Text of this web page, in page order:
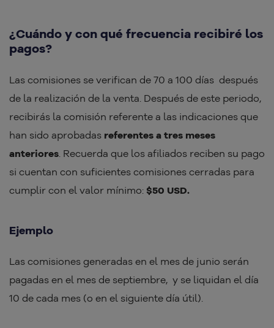
¿Cuándo y con qué frecuencia recibiré los
pagos?
Las comisiones se verifican de 70 a 100 días después
de la realización de la venta. Después de este periodo,
recibirás la comisión referente a las indicaciones que
han sido aprobadas referentes a tres meses
anteriores. Recuerda que los afiliados reciben su pago
si cuentan con suficientes comisiones cerradas para
cumplir con el valor mínimo: $50 USD.
Ejemplo
Las comisiones generadas en el mes de junio serán
pagadas en el mes de septiembre, y se liquidan el día
10 de cada mes (o en el siguiente día útil).